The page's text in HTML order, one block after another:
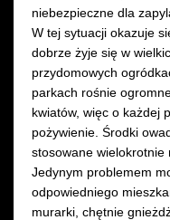
niebezpieczne dla
W tej sytuacji okazuje
dobrze żyje się w
przydomowych
parkach rośnie
kwiatów, więc o każdej
pożywienie. Środki
stosowane wielokrotnie
Jedynym problemem
odpowiedniego
murarki, chętnie